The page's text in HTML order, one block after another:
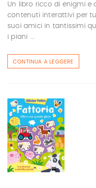
Un libro ricco di enigmi e
contenuti interattivi per
suoi amici in tantissimi
i piani ...
CONTINUA A LEGGERE